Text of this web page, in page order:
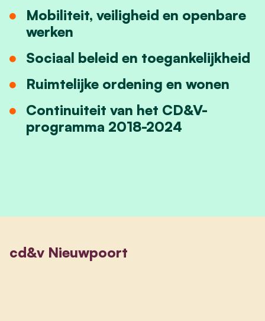
Mobiliteit, veiligheid en openbare
werken
Sociaal beleid en toegankelijkheid
Ruimtelijke ordening en wonen
Continuiteit van het CD&V-
programma 2018-2024
cd&v Nieuwpoort